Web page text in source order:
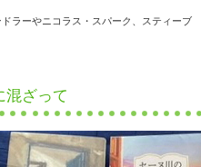
ラーやニコラス・スパーク、スティーブ
ざって